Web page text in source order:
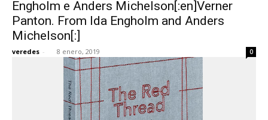
Engholm e Anders Michelson[:en]Verner
Panton. From Ida Engholm and Anders
Michelson[:]
veredes - 8 enero, 2019 0